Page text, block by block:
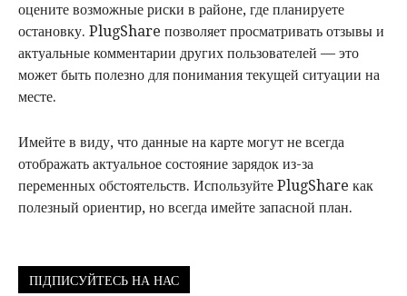
оцените возможные риски в районе, где планируете
остановку. PlugShare позволяет просматривать отзывы и
актуальные комментарии других пользователей — это
может быть полезно для понимания текущей ситуации на
месте.
Имейте в виду, что данные на карте могут не всегда
отображать актуальное состояние зарядок из-за
переменных обстоятельств. Используйте PlugShare как
полезный ориентир, но всегда имейте запасной план.
ПІДПИСУЙТЕСЬ НА НАС